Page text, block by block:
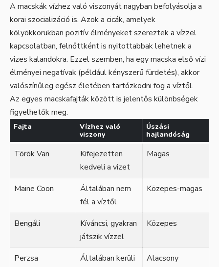
A macskák vízhez való viszonyát nagyban befolyásolja a
korai szocializáció is. Azok a cicák, amelyek
kölyökkorukban pozitív élményeket szereztek a vízzel
kapcsolatban, felnőttként is nyitottabbak lehetnek a
vizes kalandokra. Ezzel szemben, ha egy macska első vízi
élményei negatívak (például kényszerű fürdetés), akkor
valószínűleg egész életében tartózkodni fog a víztől.
Az egyes macskafajták között is jelentős különbségek
figyelhetők meg:
Fajta
Vízhez való
viszony
Úszási
hajlandóság
Török Van
Kifejezetten
kedveli a vizet
Magas
Maine Coon
Általában nem
fél a víztől
Közepes-magas
Bengáli
Kíváncsi, gyakran
játszik vízzel
Közepes
Perzsa
Általában kerüli
Alacsony